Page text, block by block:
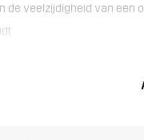
de veelzijdigheid van een
microfleece die met je